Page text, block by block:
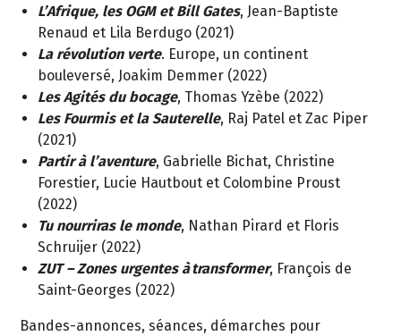
L’Afrique, les OGM et Bill Gates, Jean-Baptiste
Renaud et Lila Berdugo (2021)
La révolution verte. Europe, un continent
bouleversé, Joakim Demmer (2022)
Les Agités du bocage, Thomas Yzèbe (2022)
Les Fourmis et la Sauterelle, Raj Patel et Zac Piper
(2021)
Partir à l’aventure, Gabrielle Bichat, Christine
Forestier, Lucie Hautbout et Colombine Proust
(2022)
Tu nourriras le monde, Nathan Pirard et Floris
Schruijer (2022)
ZUT – Zones urgentes à transformer, François de
Saint-Georges (2022)
Bandes-annonces, séances, démarches pour